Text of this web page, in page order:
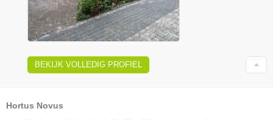
BEKIJK VOLLEDIG PROFIEL
Hortus Novus